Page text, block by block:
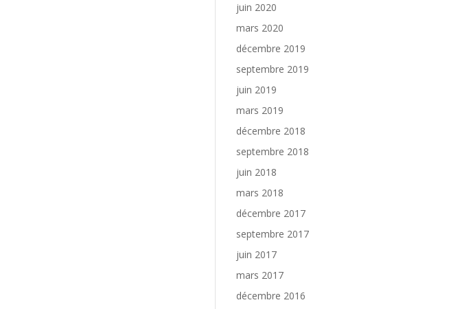
juin 2020
mars 2020
décembre 2019
septembre 2019
juin 2019
mars 2019
décembre 2018
septembre 2018
juin 2018
mars 2018
décembre 2017
septembre 2017
juin 2017
mars 2017
décembre 2016